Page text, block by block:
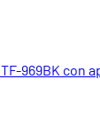
969BK con